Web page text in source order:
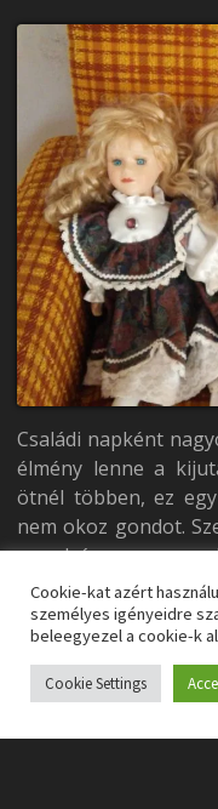
Családi napként
élmény lenne a
ötnél többen, ez
nem okoz gondot.
mondván
bezsúfolódunk.
mentünk be
kiszabadult, a
küzd a második.
mindenki szuperül
Cookie-kat azért
személyes igényeidre
beleegyezel a cookie-k
Cookie Settings